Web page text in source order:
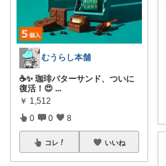
むうらし本舗
☕️✨ 珈琲バターサンド、ついに
復活！😍 ...
￥ 1,512
0 0 8
コレ いいね